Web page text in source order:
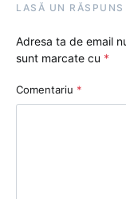
LASĂ UN RĂSPUNS
Adresa ta de email
sunt marcate cu *
Comentariu *